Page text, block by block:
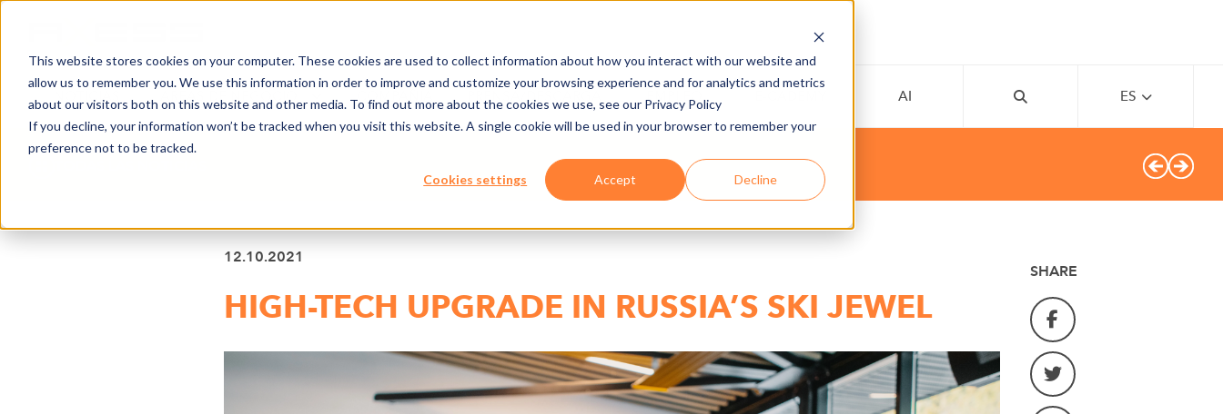
This website stores cookies on your computer. These cookies are used to collect information about how you interact with our website and
allow us to remember you. We use this information in order to improve and customize your browsing experience and for analytics and metrics
about our visitors both on this website and other media. To find out more about the cookies we use, see our Privacy Policy
If you decline, your information won’t be tracked when you visit this website. A single cookie will be used in your browser to remember your
preference not to be tracked.
Cookies settings Accept Decline
NOTICIAS ÁREAS DE NEGOCIO COMPAÑÍA PRENSA/DESCARGA EMPLEO AI ES
SHARE
12.10.2021
HIGH-TECH UPGRADE IN RUSSIA’S SKI JEWEL